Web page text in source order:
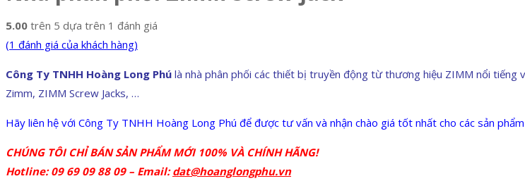
5.00 trên 5 dựa trên 1 đánh giá
(1 đánh giá của khách hàng)
Công Ty TNHH Hoàng Long Phú là nhà phân phối các thiết bị truyền động từ thương hiệu ZIMM nổi tiếng
Zimm, ZIMM Screw Jacks, …
Hãy liên hệ với Công Ty TNHH Hoàng Long Phú để được tư vấn và nhận chào giá tốt nhất cho các sản
CHÚNG TÔI CHỈ BÁN SẢN PHẨM MỚI 100% VÀ CHÍNH HÃNG!
Hotline: 09 69 09 88 09 – Email:dat@hoanglongphu.vn